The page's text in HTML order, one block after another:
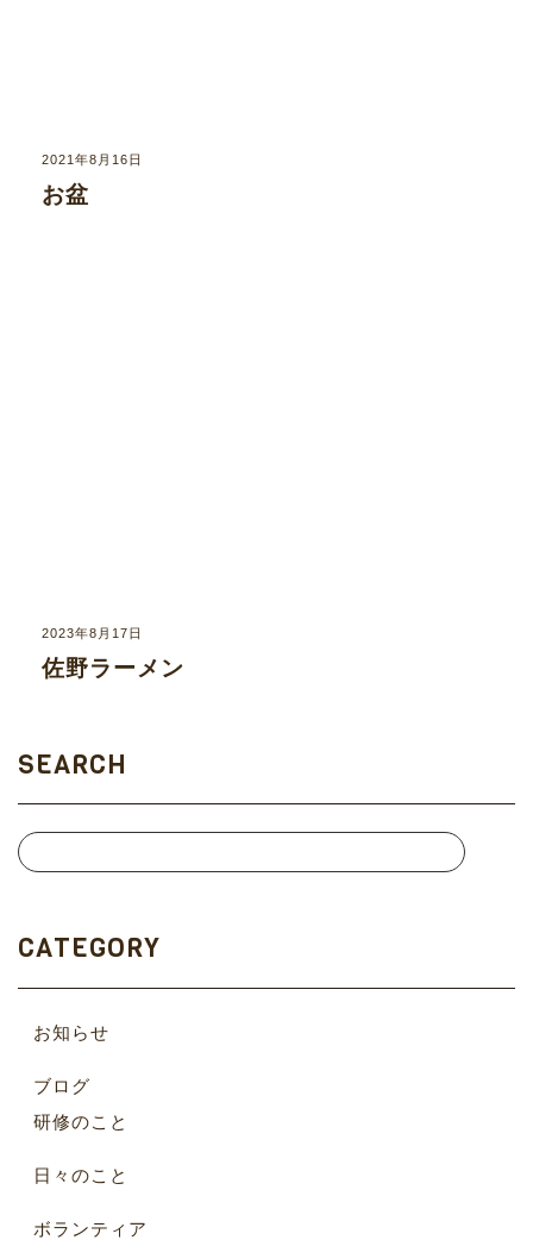
2021年8月16日
お盆
2023年8月17日
佐野ラーメン
SEARCH
CATEGORY
お知らせ
ブログ
研修のこと
日々のこと
ボランティア